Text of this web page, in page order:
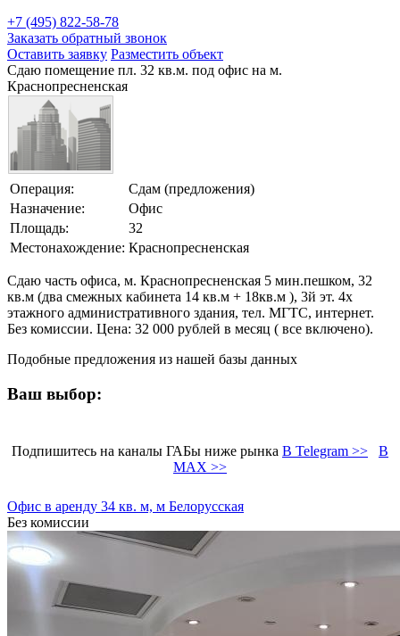
+7 (495) 822-58-78
Заказать обратный звонок
Оставить заявку Разместить объект
Сдаю помещение пл. 32 кв.м. под офис на м.
Краснопресненская
Операция:
Сдам (предложения)
Назначение:
Офис
Площадь:
32
Местонахождение: Краснопресненская
Сдаю часть офиса, м. Краснопресненская 5 мин.пешком, 32
кв.м (два смежных кабинета 14 кв.м + 18кв.м ), 3й эт. 4х
этажного административного здания, тел. МГТС, интернет.
Без комиссии. Цена: 32 000 рублей в месяц ( все включено).
Подобные предложения из нашей базы данных
Ваш выбор:
Подпишитесь на каналы ГАБы ниже рынка В Telegram >>
В
MAX >>
Офис в аренду 34 кв. м, м Белорусская
Без комиссии